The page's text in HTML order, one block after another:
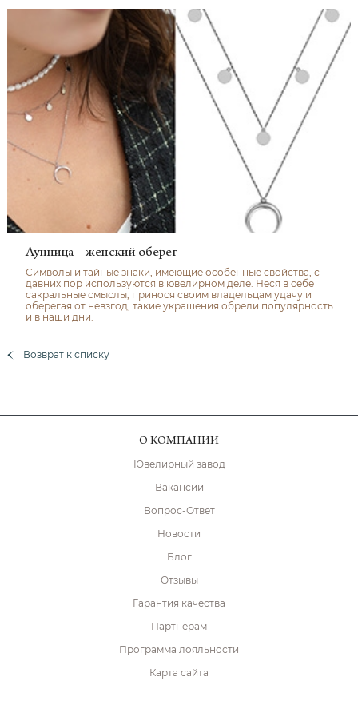
Лунница – женский оберег
Символы и тайные знаки, имеющие особенные свойства, с
давних пор используются в ювелирном деле. Неся в себе
сакральные смыслы, принося своим владельцам удачу и
оберегая от невзгод, такие украшения обрели популярность
и в наши дни.
Возврат к списку
О КОМПАНИИ
Ювелирный завод
Вакансии
Вопрос-Ответ
Новости
Блог
Отзывы
Гарантия качества
Партнёрам
Программа лояльности
Карта сайта